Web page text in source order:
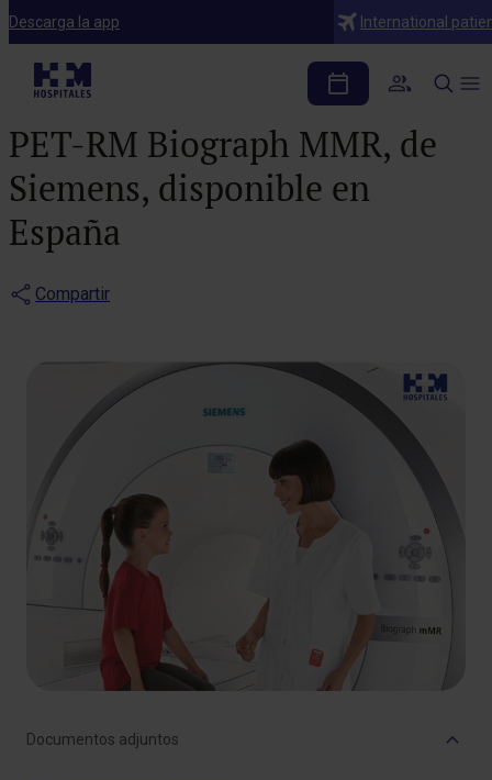
Descarga la app International
Notas de prensa
El Hospital HM Puerta
del Sur contará con el primer
PET-RM Biograph MMR, de
Siemens, disponible en
España
Compartir
Documentos adjuntos